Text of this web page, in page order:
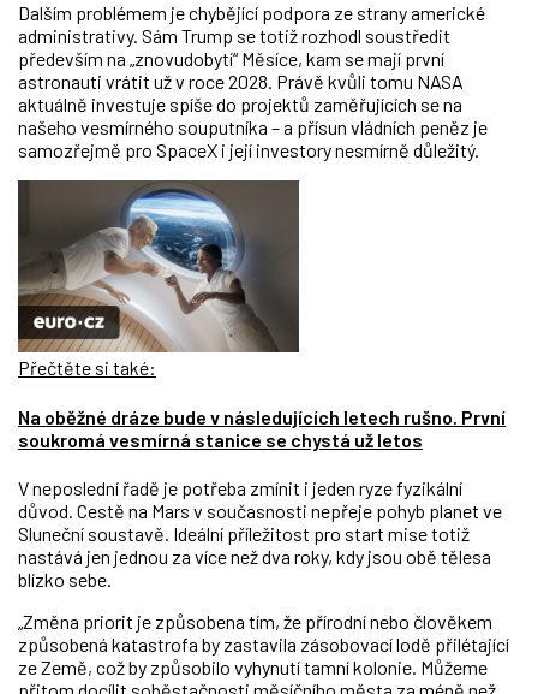
Dalším problémem je chybějící podpora ze strany americké
administrativy. Sám Trump se totiž rozhodl soustředit
především na „znovudobytí“ Měsíce, kam se mají první
astronauti vrátit už v roce 2028. Právě kvůli tomu NASA
aktuálně investuje spíše do projektů zaměřujících se na
našeho vesmírného souputníka – a přísun vládních peněz je
samozřejmě pro SpaceX i její investory nesmírně důležitý.
Přečtěte si také:
Na oběžné dráze bude v následujících letech rušno. První
soukromá vesmírná stanice se chystá už letos
V neposlední řadě je potřeba zmínit i jeden ryze fyzikální
důvod. Cestě na Mars v současnosti nepřeje pohyb planet ve
Sluneční soustavě. Ideální příležitost pro start mise totiž
nastává jen jednou za více než dva roky, kdy jsou obě tělesa
blízko sebe.
„Změna priorit je způsobena tím, že přírodní nebo člověkem
způsobená katastrofa by zastavila zásobovací lodě přilétající
ze Země, což by způsobilo vyhynutí tamní kolonie. Můžeme